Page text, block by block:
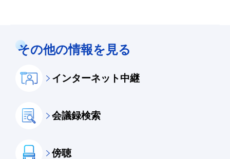
その他の情報を見る
インターネット中継
会議録検索
傍聴